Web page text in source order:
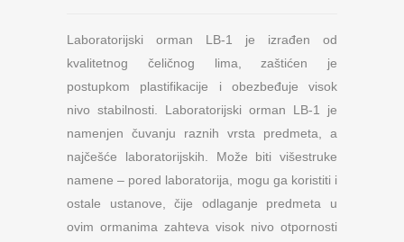
Laboratorijski orman LB-1 je izrađen od
kvalitetnog čeličnog lima, zaštićen je
postupkom plastifikacije i obezbeđuje visok
nivo stabilnosti. Laboratorijski orman LB-1 je
namenjen čuvanju raznih vrsta predmeta, a
najčešće laboratorijskih. Može biti višestruke
namene – pored laboratorija, mogu ga koristiti i
ostale ustanove, čije odlaganje predmeta u
ovim ormanima zahteva visok nivo otpornosti